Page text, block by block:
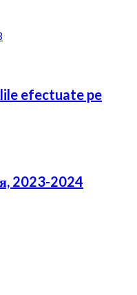
efectuate pe
2023-2024